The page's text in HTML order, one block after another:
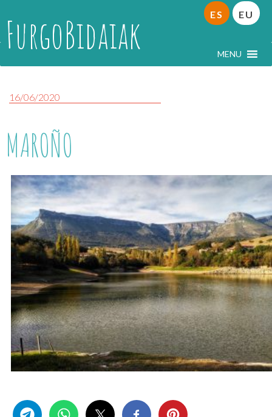
FurgoBidaiak MENU
ES EU
16/06/2020
MAROÑO